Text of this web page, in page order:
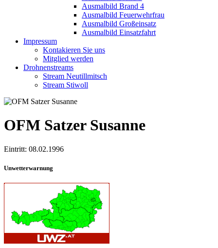
Ausmalbild Brand 4
Ausmalbild Feuerwehrfrau
Ausmalbild Großeinsatz
Ausmalbild Einsatzfahrt
Impressum
Kontakieren Sie uns
Mitglied werden
Drohnenstreams
Stream Neutillmitsch
Stream Stiwoll
OFM Satzer Susanne
Eintritt: 08.02.1996
Unwetterwarnung